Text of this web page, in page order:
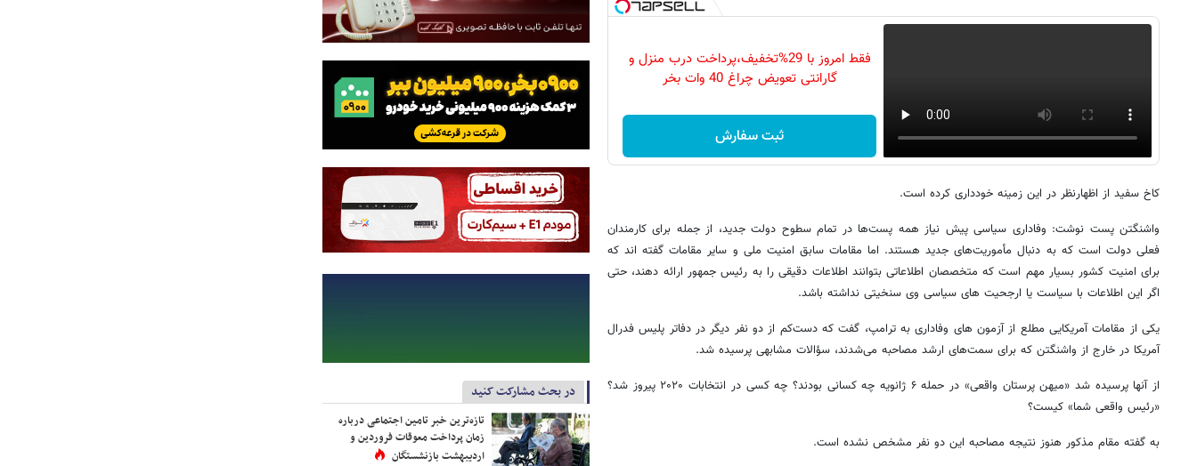
فقط امروز با 29%تخفیف،پرداخت درب منزل و
گارانتی تعویض چراغ 40 وات بخر
ثبت سفارش
کاخ سفید از اظهارنظر در این زمینه خودداری کرده است.
واشنگتن پست نوشت: وفاداری سیاسی پیش نیاز همه پست‌ها در تمام سطوح دولت جدید، از جمله برای کارمندان
فعلی دولت است که به دنبال مأموریت‌های جدید هستند. اما مقامات سابق امنیت ملی و سایر مقامات گفته اند که
برای امنیت کشور بسیار مهم است که متخصصان اطلاعاتی بتوانند اطلاعات دقیقی را به رئیس جمهور ارائه دهند، حتی
اگر این اطلاعات با سیاست یا ارجحیت های سیاسی وی سنخیتی نداشته باشد.
یکی از مقامات آمریکایی مطلع از آزمون های وفاداری به ترامپ، گفت که دست‌کم از دو نفر دیگر در دفاتر پلیس فدرال
آمریکا در خارج از واشنگتن که برای سمت‌های ارشد مصاحبه می‌شدند، سؤالات مشابهی پرسیده شد.
از آنها پرسیده شد «میهن پرستان واقعی» در حمله ۶ ژانویه چه کسانی بودند؟ چه کسی در انتخابات ۲۰۲۰ پیروز شد؟
«رئیس واقعی شما» کیست؟
به گفته مقام مذکور هنوز نتیجه مصاحبه این دو نفر مشخص نشده است.
در بحث مشارکت کنید
تازه‌ترین خبر تامین اجتماعی درباره
زمان پرداخت معوقات فروردین و
اردیبهشت بازنشستگان